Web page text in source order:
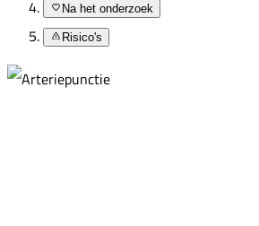
Na het onderzoek
Risico's